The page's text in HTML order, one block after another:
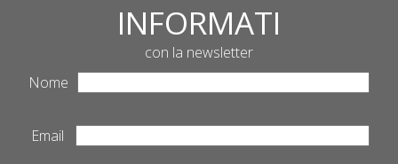
INFORMATI
con la newsletter
Nome
Email